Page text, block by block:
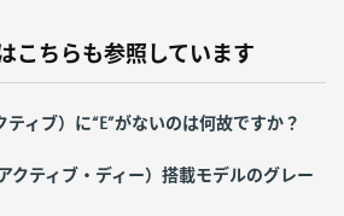
こちらも参照しています
ティブ）に“E”がないのは何故ですか？
クティブ・ディー）搭載モデルのグレー